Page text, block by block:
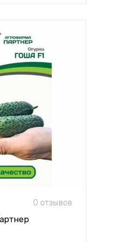
0 отзывов